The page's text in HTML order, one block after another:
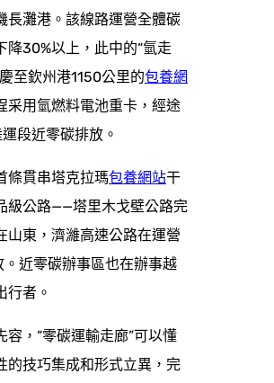
長灘港。該線路運營全體碳
降30%以上，此中的“氫走
至欽州港1150公里的包養網
采用氫燃料電池重卡，經途
段近零碳排放。
條貫串塔克拉瑪包養網站干
級公路——塔里木戈壁公路完
山東，濟濰高速公路在運營
。近零碳辦事區也在辦事越
行者。
容，“零碳運輸走廊”可以懂
的技巧集成和形式立異，完